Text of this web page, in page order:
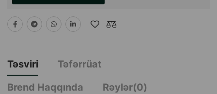
Təsviri
Təfərrüat
Brend Haqqında
Rəylər(0)